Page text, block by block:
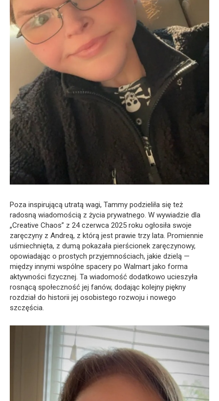
Poza inspirującą utratą wagi, Tammy podzieliła się też
radosną wiadomością z życia prywatnego. W wywiadzie dla
„Creative Chaos” z 24 czerwca 2025 roku ogłosiła swoje
zaręczyny z Andreą, z którą jest prawie trzy lata. Promiennie
uśmiechnięta, z dumą pokazała pierścionek zaręczynowy,
opowiadając o prostych przyjemnościach, jakie dzielą —
między innymi wspólne spacery po Walmart jako forma
aktywności fizycznej. Ta wiadomość dodatkowo ucieszyła
rosnącą społeczność jej fanów, dodając kolejny piękny
rozdział do historii jej osobistego rozwoju i nowego
szczęścia.